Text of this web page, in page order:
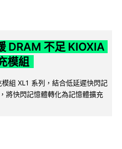
DRAM 不足 KIOXIA
模組
組 XL1 系列，結合低延遲快閃記
將快閃記憶體轉化為記憶體擴充